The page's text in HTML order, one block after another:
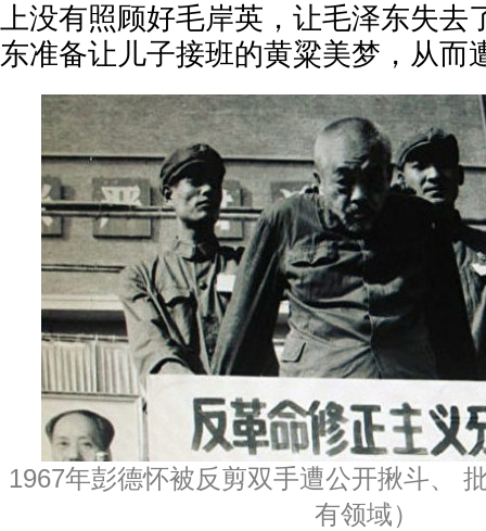
上没有照顾好毛岸英，让毛泽东失去
东准备让儿子接班的黄粱美梦，从而
1967年彭德怀被反剪双手遭公开揪斗、
有领域）